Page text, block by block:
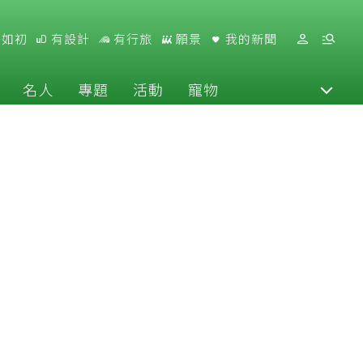
初 有設計 有行旅 願景 我的新聞
名人 專題 活動 寵物